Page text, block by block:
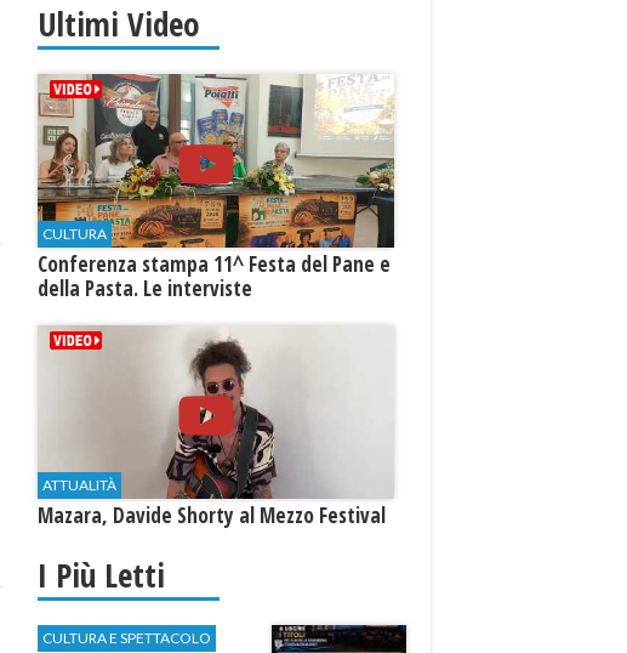
Ultimi Video
CULTURA
Conferenza stampa 11^ Festa del Pane e
della Pasta. Le interviste
ATTUALITÀ
Mazara, Davide Shorty al Mezzo Festival
I Più Letti
CULTURA E SPETTACOLO